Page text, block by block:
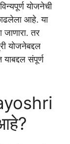
योजनेची
आहे. या
जाणारा. तर
योजनेबद्दल
संपूर्ण